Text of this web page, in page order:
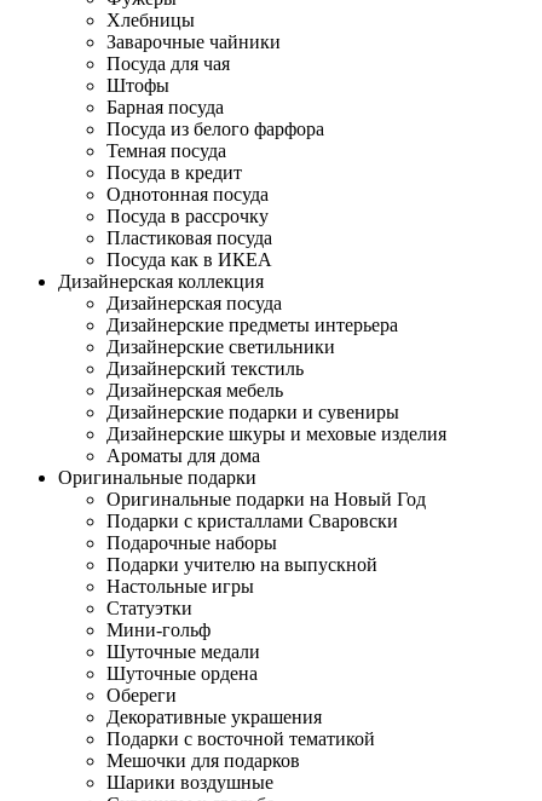
Хлебницы
Заварочные чайники
Посуда для чая
Штофы
Барная посуда
Посуда из белого фарфора
Темная посуда
Посуда в кредит
Однотонная посуда
Посуда в рассрочку
Пластиковая посуда
Посуда как в ИКЕА
Дизайнерская коллекция
Дизайнерская посуда
Дизайнерские предметы интерьера
Дизайнерские светильники
Дизайнерский текстиль
Дизайнерская мебель
Дизайнерские подарки и сувениры
Дизайнерские шкуры и меховые изделия
Ароматы для дома
Оригинальные подарки
Оригинальные подарки на Новый Год
Подарки с кристаллами Сваровски
Подарочные наборы
Подарки учителю на выпускной
Настольные игры
Статуэтки
Мини-гольф
Шуточные медали
Шуточные ордена
Обереги
Декоративные украшения
Подарки с восточной тематикой
Мешочки для подарков
Шарики воздушные